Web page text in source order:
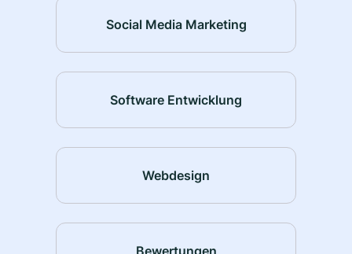
Social Media Marketing
Software Entwicklung
Webdesign
Bewertungen